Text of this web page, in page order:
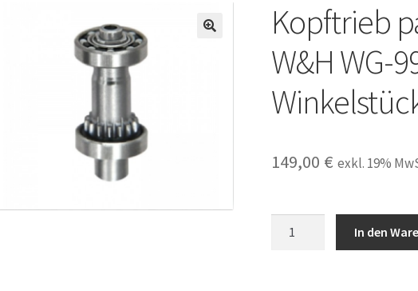
Kopftrieb
W&H WG-
149,00 € exkl. 19%
In den